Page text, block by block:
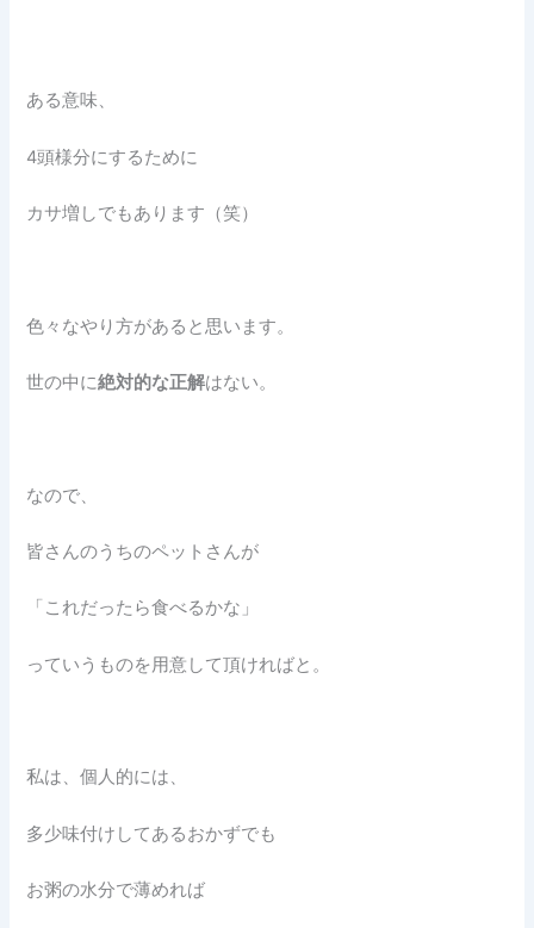
ある意味、
4頭様分にするために
カサ増しでもあります（笑）
色々なやり方があると思います。
世の中に絶対的な正解はない。
なので、
皆さんのうちのペットさんが
「これだったら食べるかな」
っていうものを用意して頂ければと。
私は、個人的には、
多少味付けしてあるおかずでも
お粥の水分で薄めれば